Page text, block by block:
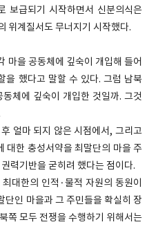
보급되기 시작하면서 신분의식은
위계질서도 무너지기 시작했다.
마을 공동체에 깊숙이 개입해 들어
을 했다고 말할 수 있다. 그럼 남북
체에 깊숙이 개입한 것일까.그것
얼마 되지 않은 시점에서,그리고
대한 충성서약을 최말단의 마을 주
력기반을 굳히려 했다는 점이다.
대한의 인적 ·물적 자원의 동원이
단인 마을과 그 주민들을 확실히 장
쪽 모두 전쟁을 수행하기 위해서는